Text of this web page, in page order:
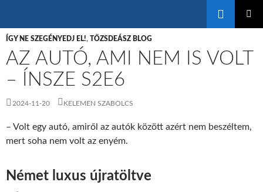
AÍGY NE SZEGÉNYEDJ EL!, TŐZSDEÁSZ BLOG
AZ AUTÓ, AMI NEM IS VOLT
– ÍNSZE S2E6
2024-11-20 KELEMEN SZABOLCS
– Volt egy autó, amiről az autók között azért nem beszéltem,
mert soha nem volt az enyém.
Német luxus újratöltve